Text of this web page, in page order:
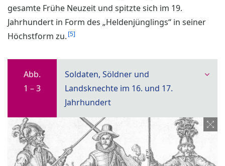
gesamte Frühe Neuzeit und spitzte sich im 19.
Jahrhundert in Form des „Heldenjünglings“ in seiner
Höchstform zu. 5
Abb.
1 – 3
Soldaten, Söldner und
Landsknechte im 16. und 17.
Jahrhundert